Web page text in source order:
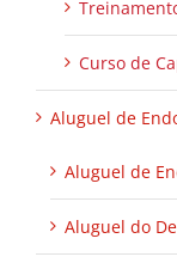
Curso de
Aluguel de
Aluguel de
Aluguel do